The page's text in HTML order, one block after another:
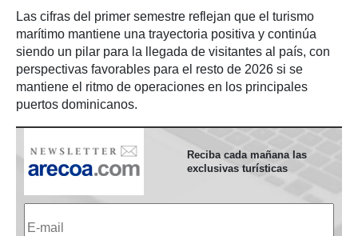
Las cifras del primer semestre reflejan que el turismo
marítimo mantiene una trayectoria positiva y continúa
siendo un pilar para la llegada de visitantes al país, con
perspectivas favorables para el resto de 2026 si se
mantiene el ritmo de operaciones en los principales
puertos dominicanos.
Reciba cada mañana las
exclusivas turísticas